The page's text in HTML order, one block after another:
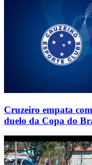
Cruzeiro empata
duelo da Copa do